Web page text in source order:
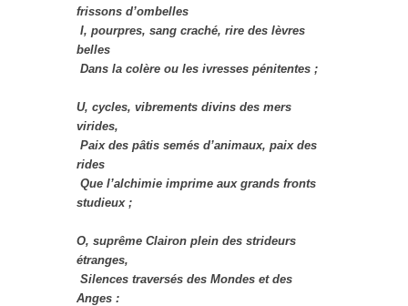
frissons d’ombelles
I, pourpres, sang craché, rire des lèvres
belles
Dans la colère ou les ivresses pénitentes ;
U, cycles, vibrements divins des mers
virides,
Paix des pâtis semés d’animaux, paix des
rides
Que l’alchimie imprime aux grands fronts
studieux ;
O, suprême Clairon plein des strideurs
étranges,
Silences traversés des Mondes et des
Anges :